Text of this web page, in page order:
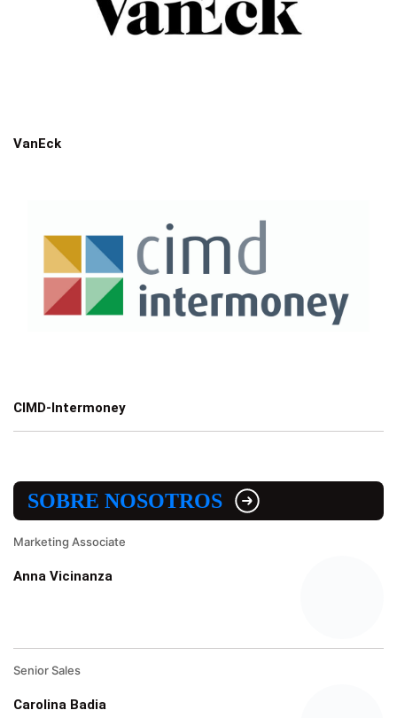
VanEck
CIMD-Intermoney
SOBRE NOSOTROS
Marketing Associate
Anna Vicinanza
Senior Sales
Carolina Badia